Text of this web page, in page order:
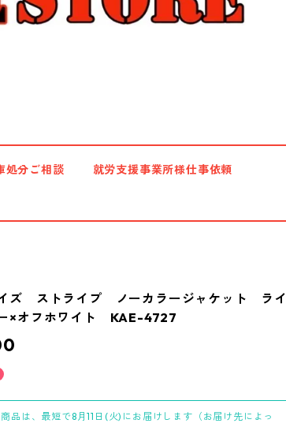
処分ご相談 就労支援事業所様仕事依頼
ズ ストライプ ノーカラージャケット ライ
×オフホワイト KAE-4727
品は、最短で8月11日(火)にお届けします（お届け先によっ